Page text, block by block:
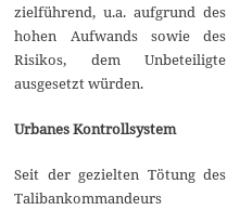
zielführend, u.a. aufgrund des
hohen Aufwands sowie des
Risikos, dem Unbeteiligte
ausgesetzt würden.
Urbanes Kontrollsystem
Seit der gezielten Tötung des
Talibankommandeurs